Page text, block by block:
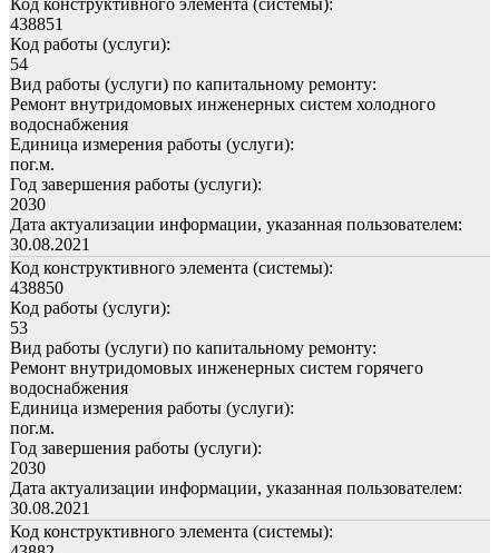
438851
Код работы (услуги):
54
Вид работы (услуги) по капитальному ремонту:
Ремонт внутридомовых инженерных систем холодного
водоснабжения
Единица измерения работы (услуги):
пог.м.
Год завершения работы (услуги):
2030
Дата актуализации информации, указанная пользователем:
30.08.2021
Код конструктивного элемента (системы):
438850
Код работы (услуги):
53
Вид работы (услуги) по капитальному ремонту:
Ремонт внутридомовых инженерных систем горячего
водоснабжения
Единица измерения работы (услуги):
пог.м.
Год завершения работы (услуги):
2030
Дата актуализации информации, указанная пользователем:
30.08.2021
Код конструктивного элемента (системы):